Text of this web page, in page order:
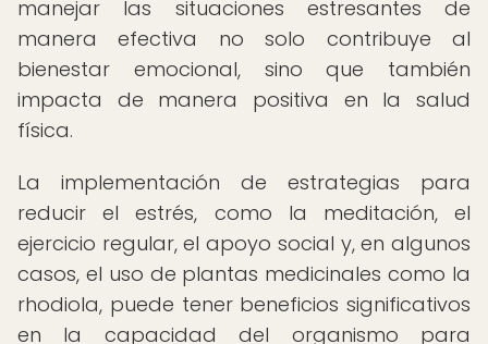
manejar las situaciones estresantes de
manera efectiva no solo contribuye al
bienestar emocional, sino que también
impacta de manera positiva en la salud
física.
La implementación de estrategias para
reducir el estrés, como la meditación, el
ejercicio regular, el apoyo social y, en algunos
casos, el uso de plantas medicinales como la
rhodiola, puede tener beneficios significativos
en la capacidad del organismo para